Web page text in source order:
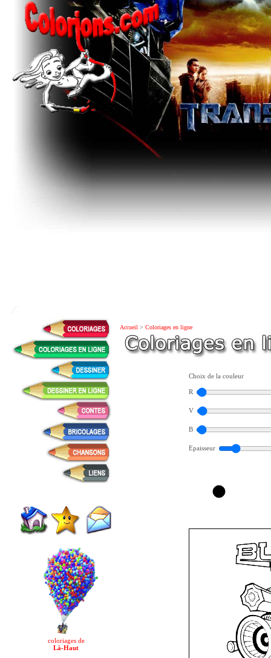
coloriages de
Là-Haut
Accueil > Coloriages en ligne
Choix de la couleur
R
V
B
Epaisseur